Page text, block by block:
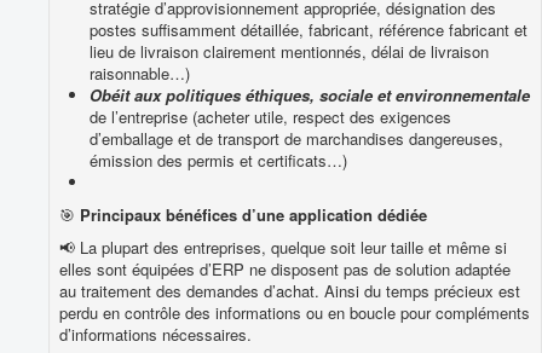
stratégie d’approvisionnement appropriée, désignation des
postes suffisamment détaillée, fabricant, référence fabricant et
lieu de livraison clairement mentionnés, délai de livraison
raisonnable…)
Obéit aux politiques éthiques, sociale et environnementale
de l’entreprise (acheter utile, respect des exigences
d’emballage et de transport de marchandises dangereuses,
émission des permis et certificats…)
🎯 Principaux bénéfices d’une application dédiée
📢 La plupart des entreprises, quelque soit leur taille et même si
elles sont équipées d’ERP ne disposent pas de solution adaptée
au traitement des demandes d’achat. Ainsi du temps précieux est
perdu en contrôle des informations ou en boucle pour compléments
d’informations nécessaires.